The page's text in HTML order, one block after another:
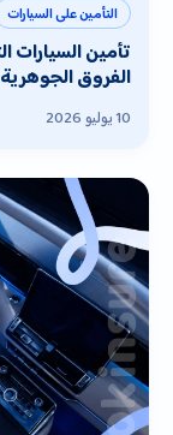
التأمين على السيارات
تأمين السيارات
الفروق الجوهرية
10 يوليو 2026